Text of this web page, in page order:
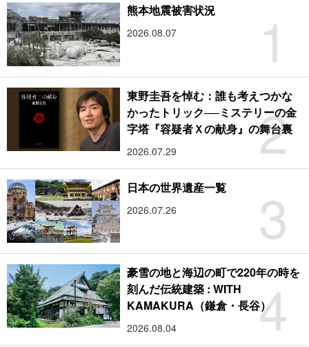
1
熊本地震被害状況
2026.08.07
2
東野圭吾を悼む：誰も考えつかな
かったトリック──ミステリーの金
字塔『容疑者Ｘの献身』の舞台裏
2026.07.29
3
日本の世界遺産一覧
2026.07.26
4
豪雪の地と海辺の町で220年の時を
刻んだ伝統建築 : WITH
KAMAKURA（鎌倉・長谷）
2026.08.04